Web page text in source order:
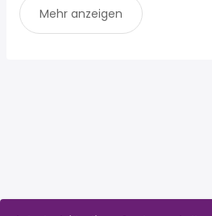
Mehr anzeigen